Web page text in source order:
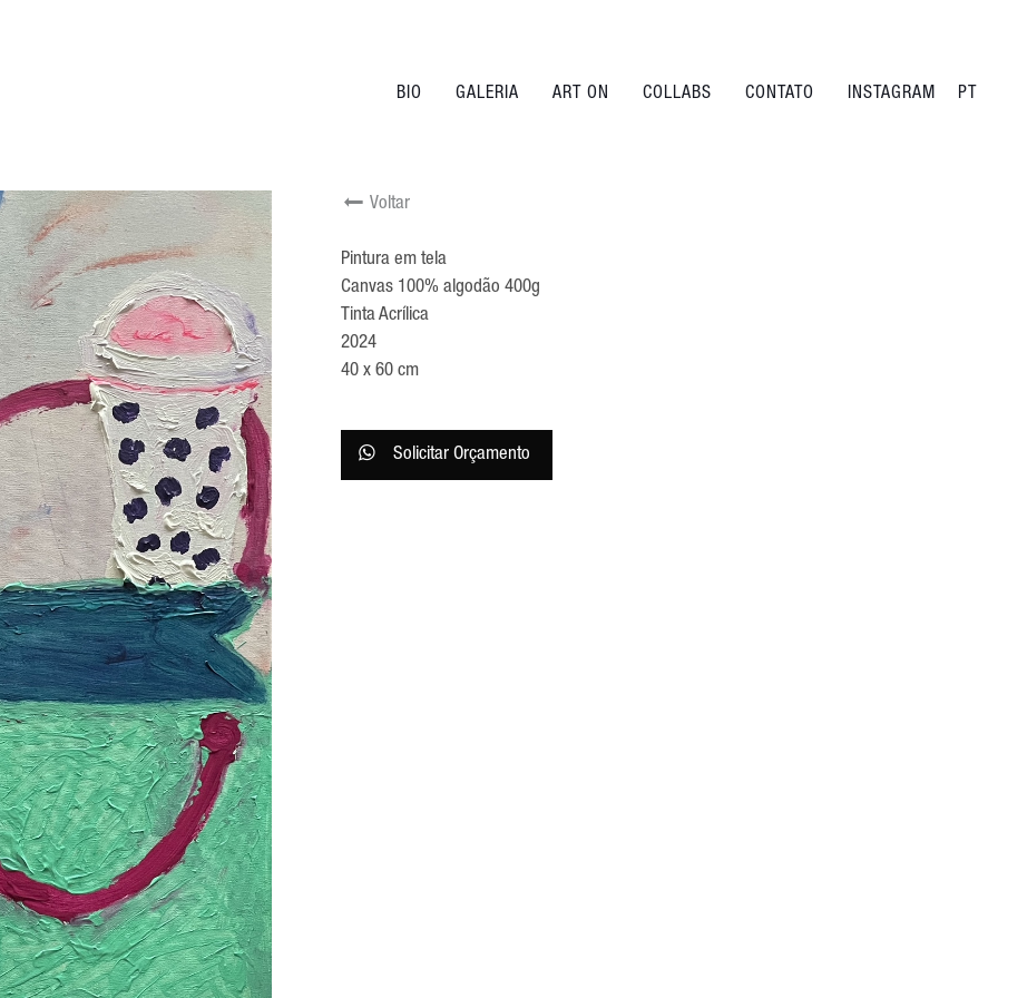
BIO GALERIA ART ON COLLABS CONTATO INSTAGRAM PT
Voltar
Pintura em tela
Canvas 100% algodão 400g
Tinta Acrílica
2024
40 x 60 cm
Solicitar Orçamento